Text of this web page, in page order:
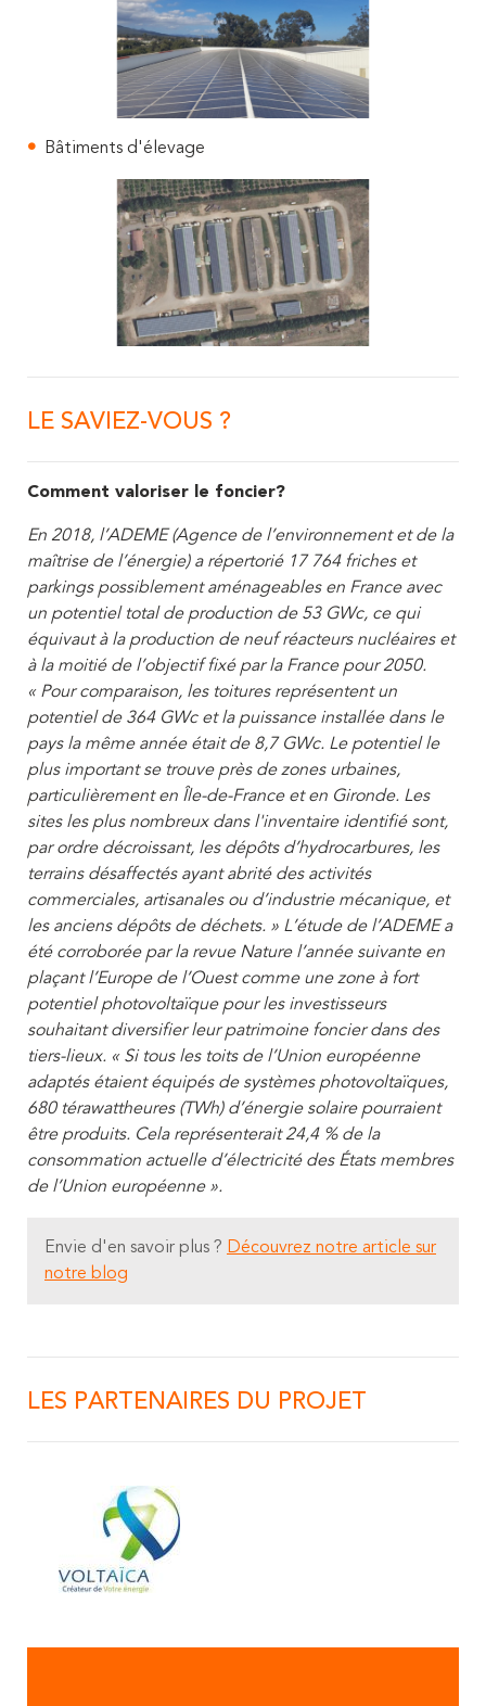
Bâtiments d'élevage
LE SAVIEZ-VOUS ?
Comment valoriser le foncier?
En 2018, l’ADEME (Agence de l’environnement et de la
maîtrise de l’énergie) a répertorié 17 764 friches et
parkings possiblement aménageables en France avec
un potentiel total de production de 53 GWc, ce qui
équivaut à la production de neuf réacteurs nucléaires et
à la moitié de l’objectif fixé par la France pour 2050.
« Pour comparaison, les toitures représentent un
potentiel de 364 GWc et la puissance installée dans le
pays la même année était de 8,7 GWc. Le potentiel le
plus important se trouve près de zones urbaines,
particulièrement en Île-de-France et en Gironde. Les
sites les plus nombreux dans l'inventaire identifié sont,
par ordre décroissant, les dépôts d’hydrocarbures, les
terrains désaffectés ayant abrité des activités
commerciales, artisanales ou d’industrie mécanique, et
les anciens dépôts de déchets. » L’étude de l’ADEME a
été corroborée par la revue Nature l’année suivante en
plaçant l’Europe de l’Ouest comme une zone à fort
potentiel photovoltaïque pour les investisseurs
souhaitant diversifier leur patrimoine foncier dans des
tiers-lieux. « Si tous les toits de l’Union européenne
adaptés étaient équipés de systèmes photovoltaïques,
680 térawattheures (TWh) d’énergie solaire pourraient
être produits. Cela représenterait 24,4 % de la
consommation actuelle d’électricité des États membres
de l’Union européenne ».
Envie d'en savoir plus ? Découvrez notre article sur
notre blog
LES PARTENAIRES DU PROJET